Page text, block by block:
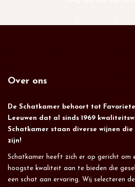
Over ons
De Schatkamer behoort tot
Leeuwen dat al sinds 1969
Schatkamer staan diverse wijnen
zijn!
Schatkamer heeft zich er op gericht om
hoogste kwaliteit aan te bieden die
een schat aan ervaring. Wij selecteren